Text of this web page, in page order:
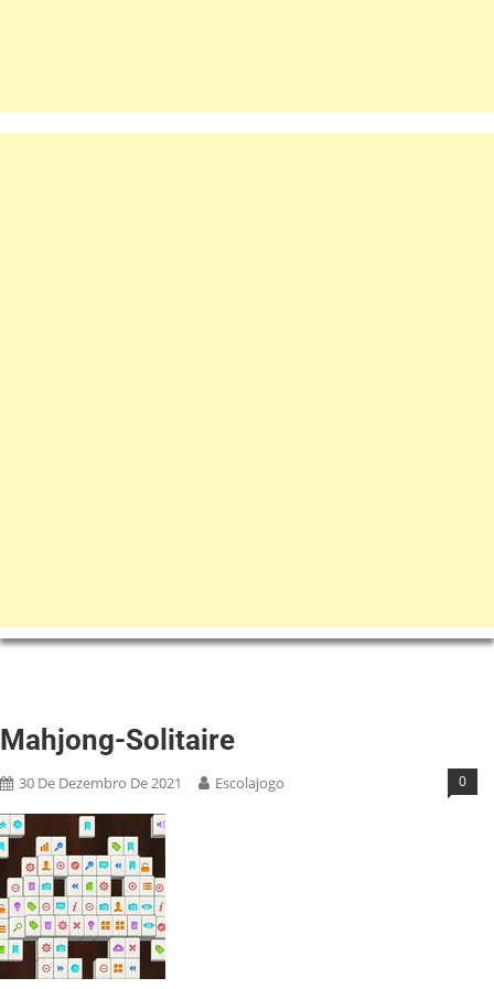
Mahjong-Solitaire
30 De Dezembro De 2021 Escolajogo 0